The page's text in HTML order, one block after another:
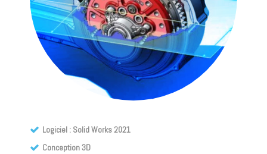
Logiciel : Solid Works 2021
Conception 3D